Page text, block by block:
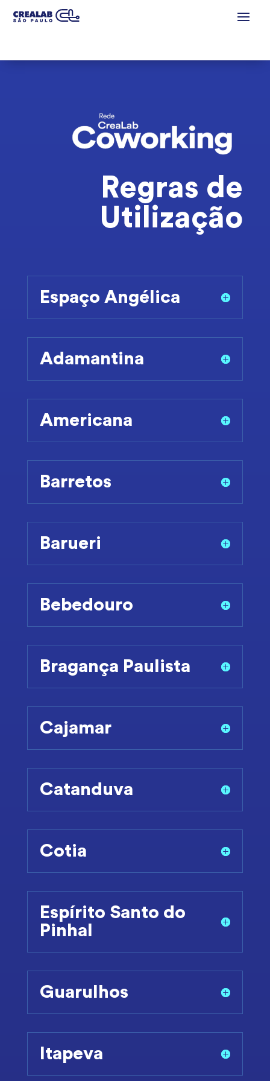
Regras de
Utilização
Espaço Angélica
Adamantina
Americana
Barretos
Barueri
Bebedouro
Bragança Paulista
Cajamar
Catanduva
Cotia
Espírito Santo do
Pinhal
Guarulhos
Itapeva